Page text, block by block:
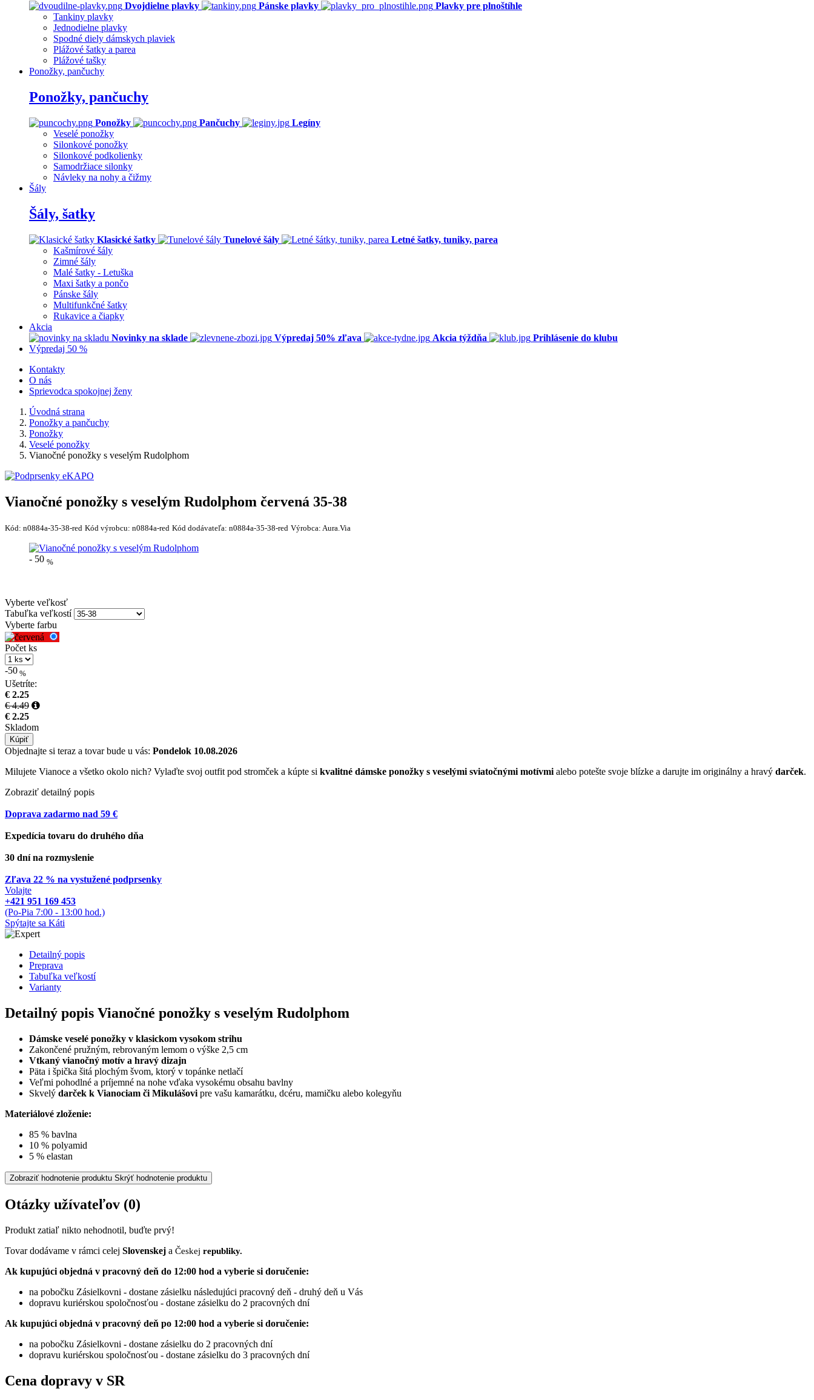
Dvojdielne plavky Pánske plavky
Plavky pre plnoštíhle
Tankiny plavky
Jednodielne plavky
Spodné diely dámskych plaviek
Plážové šatky a parea
Plážové tašky
Ponožky, pančuchy
Ponožky, pančuchy
Ponožky Pančuchy
Legíny
Veselé ponožky
Silonkové ponožky
Silonkové podkolienky
Samodržiace silonky
Návleky na nohy a čižmy
Šály
Šály, šatky
Klasické šatky Tunelové šály
Letné šatky, tuniky, parea
Kašmírové šály
Zimné šály
Malé šatky - Letuška
Maxi šatky a pončo
Pánske šály
Multifunkčné šatky
Rukavice a čiapky
Akcia
Novinky na sklade
Výpredaj 50% zľava Akcia týždňa
Prihlásenie do klubu
Výpredaj 50 %
Kontakty
O nás
Sprievodca spokojnej ženy
Úvodná strana
Ponožky a pančuchy
Ponožky
Veselé ponožky
Vianočné ponožky s veselým Rudolphom
Vianočné ponožky s veselým Rudolphom červená 35-38
Kód: n0884a-35-38-red Kód výrobcu: n0884a-red Kód dodávateľa: n0884a-35-38-red Výrobca: Aura.Via
- 50 %
Vyberte veľkosť
Tabuľka veľkostí
Vyberte farbu
Počet ks
-50 %
Ušetríte:
€ 2.25
€ 4.49
€ 2.25
Skladom
Kúpiť
Objednajte si teraz a tovar bude u vás: Pondelok 10.08.2026
Milujete Vianoce a všetko okolo nich? Vylaďte svoj outfit pod stromček a kúpte si kvalitné dámske ponožky s veselými sviatočnými motívmi alebo potešte svoje blízke a darujte im originálny a hravý darček.
Zobraziť detailný popis
Doprava zadarmo nad 59 €
Expedícia tovaru do druhého dňa
30 dní na rozmyslenie
Zľava 22 % na vystužené podprsenky
Volajte
+421 951 169 453
(Po-Pia 7:00 - 13:00 hod.)
Spýtajte sa Káti
Detailný popis
Preprava
Tabuľka veľkostí
Varianty
Detailný popis Vianočné ponožky s veselým Rudolphom
Dámske veselé ponožky v klasickom vysokom strihu
Zakončené pružným, rebrovaným lemom o výške 2,5 cm
Vtkaný vianočný motív a hravý dizajn
Päta i špička šitá plochým švom, ktorý v topánke netlačí
Veľmi pohodlné a príjemné na nohe vďaka vysokému obsahu bavlny
Skvelý darček k Vianociam či Mikulášovi pre vašu kamarátku, dcéru, mamičku alebo kolegyňu
Materiálové zloženie:
85 % bavlna
10 % polyamid
5 % elastan
Zobraziť hodnotenie produktu Skrýť hodnotenie produktu
Otázky užívateľov (0)
Produkt zatiaľ nikto nehodnotil, buďte prvý!
Tovar dodávame v rámci celej Slovenskej a Českej republiky.
Ak kupujúci objedná v pracovný deň do 12:00 hod a vyberie si doručenie:
na pobočku Zásielkovni - dostane zásielku následujúci pracovný deň - druhý deň u Vás
dopravu kuriérskou spoločnosťou - dostane zásielku do 2 pracovných dní
Ak kupujúci objedná v pracovný deň po 12:00 hod a vyberie si doručenie:
na pobočku Zásielkovni - dostane zásielku do 2 pracovných dní
dopravu kuriérskou spoločnosťou - dostane zásielku do 3 pracovných dní
Cena dopravy v SR